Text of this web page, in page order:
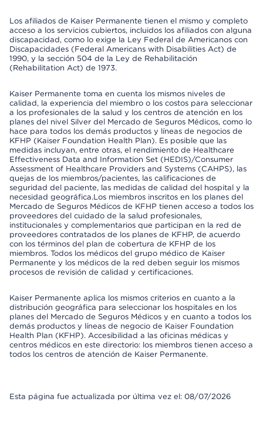
Los afiliados de Kaiser Permanente tienen el mismo y completo
acceso a los servicios cubiertos, incluidos los afiliados con alguna
discapacidad, como lo exige la Ley Federal de Americanos con
Discapacidades (Federal Americans with Disabilities Act) de
1990, y la sección 504 de la Ley de Rehabilitación
(Rehabilitation Act) de 1973.
Kaiser Permanente toma en cuenta los mismos niveles de
calidad, la experiencia del miembro o los costos para seleccionar
a los profesionales de la salud y los centros de atención en los
planes del nivel Silver del Mercado de Seguros Médicos, como lo
hace para todos los demás productos y líneas de negocios de
KFHP (Kaiser Foundation Health Plan). Es posible que las
medidas incluyan, entre otras, el rendimiento de Healthcare
Effectiveness Data and Information Set (HEDIS)/Consumer
Assessment of Healthcare Providers and Systems (CAHPS), las
quejas de los miembros/pacientes, las calificaciones de
seguridad del paciente, las medidas de calidad del hospital y la
necesidad geográfica.Los miembros inscritos en los planes del
Mercado de Seguros Médicos de KFHP tienen acceso a todos los
proveedores del cuidado de la salud profesionales,
institucionales y complementarios que participan en la red de
proveedores contratados de los planes de KFHP, de acuerdo
con los términos del plan de cobertura de KFHP de los
miembros. Todos los médicos del grupo médico de Kaiser
Permanente y los médicos de la red deben seguir los mismos
procesos de revisión de calidad y certificaciones.
Kaiser Permanente aplica los mismos criterios en cuanto a la
distribución geográfica para seleccionar los hospitales en los
planes del Mercado de Seguros Médicos y en cuanto a todos los
demás productos y líneas de negocio de Kaiser Foundation
Health Plan (KFHP). Accesibilidad a las oficinas médicas y
centros médicos en este directorio: los miembros tienen acceso a
todos los centros de atención de Kaiser Permanente.
Esta página fue actualizada por última vez el: 08/07/2026